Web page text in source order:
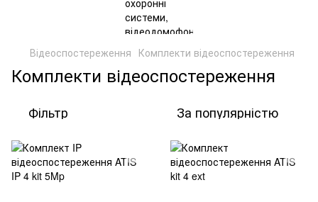
Відеоспостереження Комплекти відеоспостереження
Комплекти відеоспостереження
Фільтр За популярністю